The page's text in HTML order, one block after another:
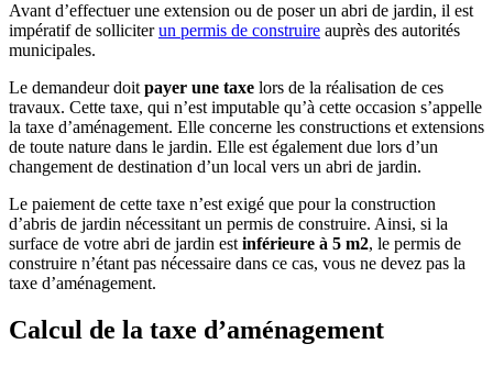
Avant d’effectuer une extension ou de poser un abri de jardin, il est
impératif de solliciterun permis de construire auprès des autorités
municipales.
Le demandeur doitpayer une taxe lors de la réalisation de ces
travaux. Cette taxe, qui n’est imputable qu’à cette occasion s’appelle
la taxe d’aménagement. Elle concerne les constructions et extensions
de toute nature dans le jardin. Elle est également due lors d’un
changement de destination d’un local vers un abri de jardin.
Le paiement de cette taxe n’est exigé que pour la construction
d’abris de jardin nécessitant un permis de construire. Ainsi, si la
surface de votre abri de jardin estinférieure à 5 m2, le permis de
construire n’étant pas nécessaire dans ce cas, vous ne devez pas la
taxe d’aménagement.
Calcul de la taxe d’aménagement